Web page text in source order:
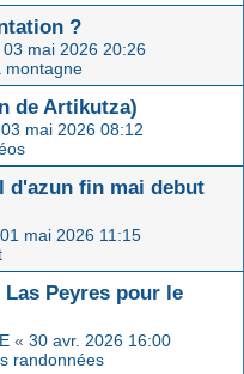
?
03 mai 2026 20:26
montagne
de Artikutza)
03 mai 2026 08:12
d'azun fin mai debut
01 mai 2026 11:15
Peyres pour le
« 30 avr. 2026 16:00
randonnées